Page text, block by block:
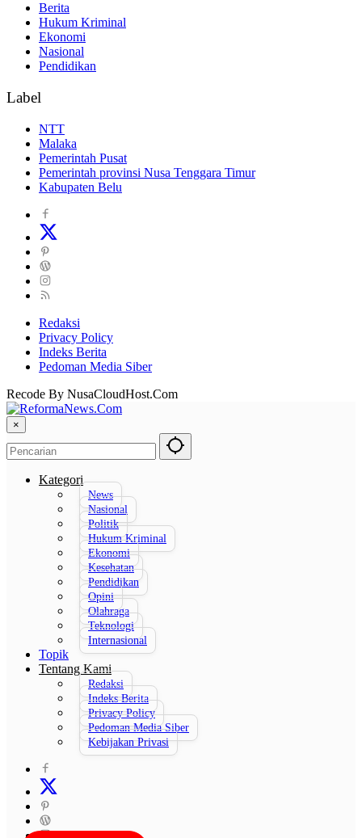
Berita
Hukum Kriminal
Ekonomi
Nasional
Pendidikan
Label
NTT
Malaka
Pemerintah Pusat
Pemerintah provinsi Nusa Tenggara Timur
Kabupaten Belu
Redaksi
Privacy Policy
Indeks Berita
Pedoman Media Siber
Recode By NusaCloudHost.Com
×
Kategori
News
Nasional
Politik
Hukum Kriminal
Ekonomi
Kesehatan
Pendidikan
Opini
Olahraga
Teknologi
Internasional
Topik
Tentang Kami
Redaksi
Indeks Berita
Privacy Policy
Pedoman Media Siber
Kebijakan Privasi